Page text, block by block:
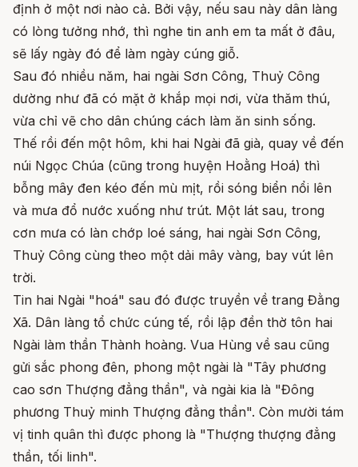
định ở một nơi nào cả. Bởi vậy, nếu sau này dân làng
có lòng tưởng nhớ, thì nghe tin anh em ta mất ở đâu,
sẽ lấy ngày đó để làm ngày cúng giỗ.
Sau đó nhiều năm, hai ngài Sơn Công, Thuỷ Công
dường như đã có mặt ở khắp mọi nơi, vừa thăm thú,
vừa chỉ vẽ cho dân chúng cách làm ăn sinh sống.
Thế rồi đến một hôm, khi hai Ngài đã già, quay về đến
núi Ngọc Chúa (cũng trong huyện Hoằng Hoá) thì
bỗng mây đen kéo đến mù mịt, rồi sóng biển nổi lên
và mưa đổ nước xuống như trút. Một lát sau, trong
cơn mưa có làn chớp loé sáng, hai ngài Sơn Công,
Thuỷ Công cùng theo một dải mây vàng, bay vút lên
trời.
Tin hai Ngài "hoá" sau đó được truyền về trang Đằng
Xã. Dân làng tổ chức cúng tế, rồi lập đền thờ tôn hai
Ngài làm thần Thành hoàng. Vua Hùng về sau cũng
gửi sắc phong đên, phong một ngài là "Tây phương
cao sơn Thượng đẳng thần", và ngài kia là "Đông
phương Thuỷ minh Thượng đẳng thần". Còn mười tám
vị tinh quân thì được phong là "Thượng thượng đẳng
thần, tối linh".